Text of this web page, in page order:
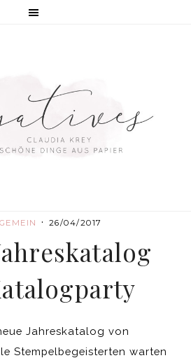
· 26/04/2017
Jahreskatalog von
Stempelbegeisterten warten